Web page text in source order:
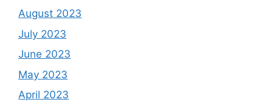
August 2023
July 2023
June 2023
May 2023
April 2023